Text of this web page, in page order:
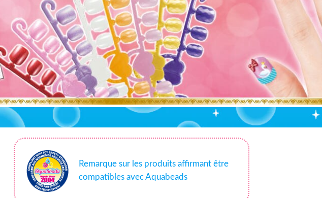
Remarque sur les produits affirmant être
compatibles avec Aquabeads